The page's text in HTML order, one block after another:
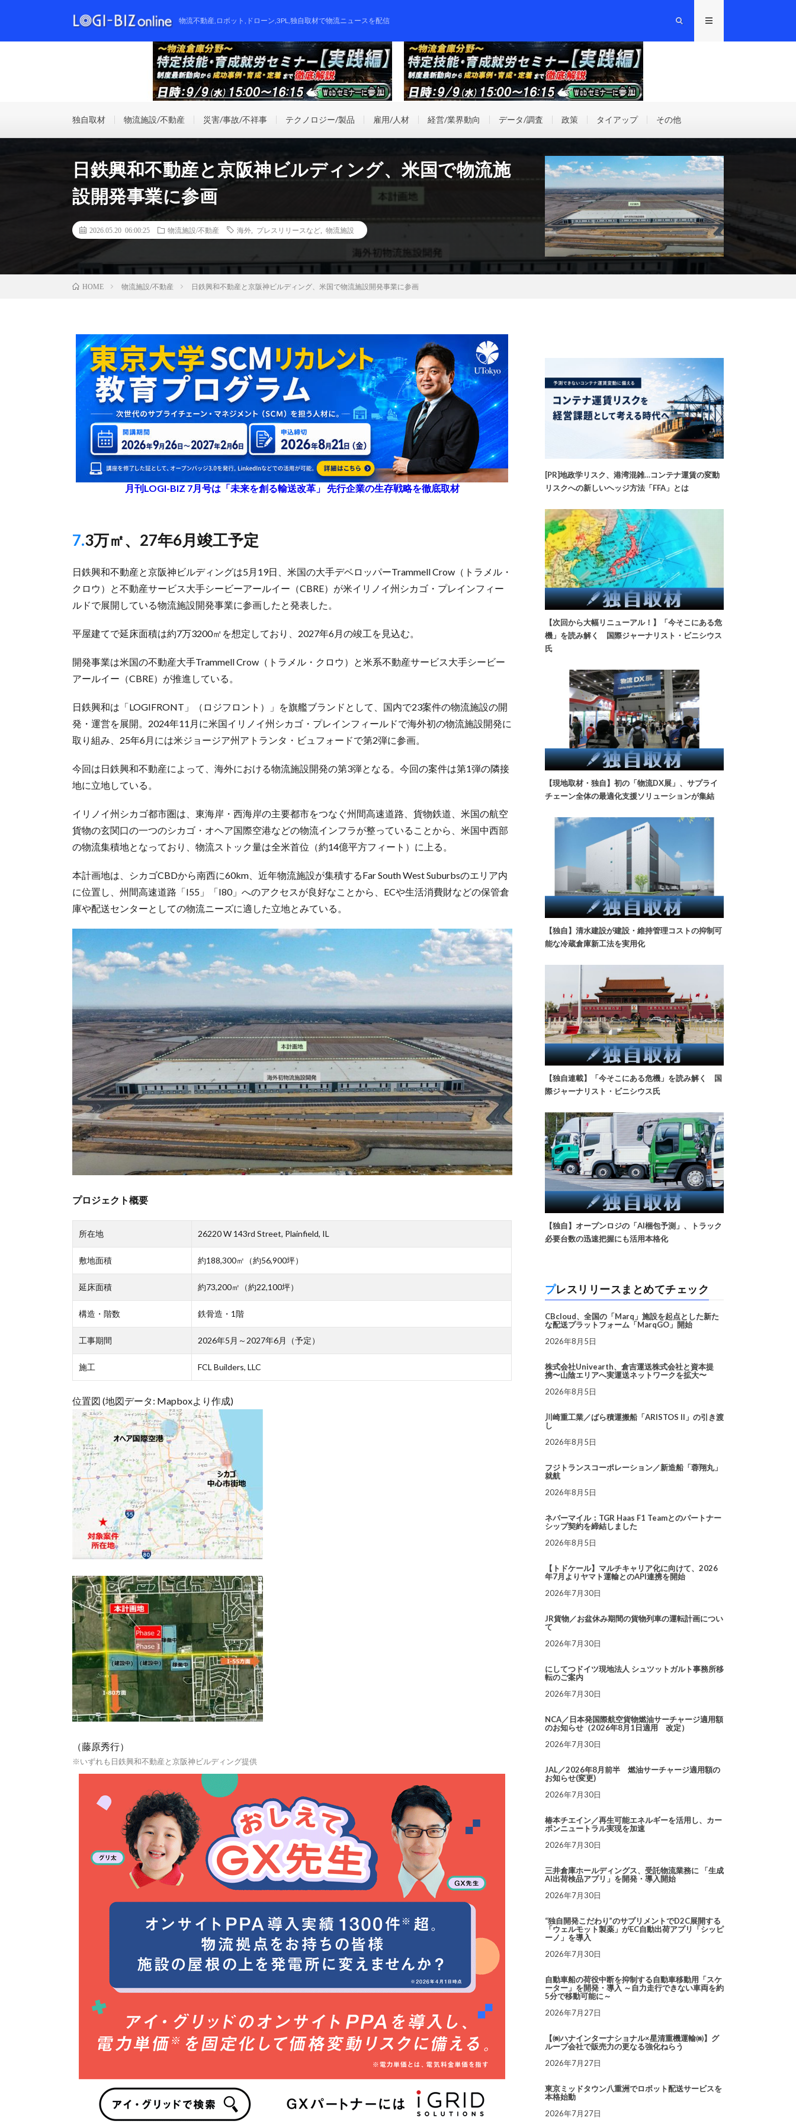
物流不動産,ロボット,ドローン,3PL,独自取材で物流ニュースを配信
独自取材 物流施設/不動産 災害/事故/不祥事 テクノロジー/製品 雇用/人材 経営/業界動向 データ/調査 政策 タイアップ その他
日鉄興和不動産と京阪神ビルディング、米国で物流施
設開発事業に参画
2026.05.20 06:00:25 物流施設/不動産 海外 プレスリリースなど 物流施設
HOME 物流施設/不動産 日鉄興和不動産と京阪神ビルディング、米国で物流施設開発事業に参画
月刊LOGI-BIZ 7月号は「未来を創る輸送改革」 先行企業の生存戦略を徹底取材
7.3万㎡、27年6月竣工予定
日鉄興和不動産と京阪神ビルディングは5月19日、米国の大手デベロッパーTrammell Crow（トラメル・
クロウ）と不動産サービス大手シービーアールイー（CBRE）が米イリノイ州シカゴ・プレインフィー
ルドで展開している物流施設開発事業に参画したと発表した。
平屋建てで延床面積は約7万3200㎡を想定しており、2027年6月の竣工を見込む。
開発事業は米国の不動産大手Trammell Crow（トラメル・クロウ）と米系不動産サービス大手シービー
アールイー（CBRE）が推進している。
日鉄興和は「LOGIFRONT」（ロジフロント）」を旗艦ブランドとして、国内で23案件の物流施設の開
発・運営を展開。2024年11月に米国イリノイ州シカゴ・プレインフィールドで海外初の物流施設開発に
取り組み、25年6月には米ジョージア州アトランタ・ビュフォードで第2弾に参画。
今回は日鉄興和不動産によって、海外における物流施設開発の第3弾となる。今回の案件は第1弾の隣接
地に立地している。
イリノイ州シカゴ都市圏は、東海岸・西海岸の主要都市をつなぐ州間高速道路、貨物鉄道、米国の航空
貨物の玄関口の一つのシカゴ・オヘア国際空港などの物流インフラが整っていることから、米国中西部
の物流集積地となっており、物流ストック量は全米首位（約14億平方フィート）に上る。
本計画地は、シカゴCBDから南西に60km、近年物流施設が集積するFar South West Suburbsのエリア内
に位置し、州間高速道路「I55」「I80」へのアクセスが良好なことから、ECや生活消費財などの保管倉
庫や配送センターとしての物流ニーズに適した立地とみている。
プロジェクト概要
所在地 26220 W 143rd Street, Plainfield, IL
敷地面積 約188,300㎡（約56,900坪）
延床面積 約73,200㎡（約22,100坪）
構造・階数 鉄骨造・1階
工事期間 2026年5月～2027年6月（予定）
施工 FCL Builders, LLC
位置図 (地図データ: Mapboxより作成)
（藤原秀行）
※いずれも日鉄興和不動産と京阪神ビルディング提供
[PR]地政学リスク、港湾混雑…コンテナ運賃の変動
リスクへの新しいヘッジ方法「FFA」とは
【次回から大幅リニューアル！】「今そこにある危
機」を読み解く 国際ジャーナリスト・ビニシウス
氏
【現地取材・独自】初の「物流DX展」、サプライ
チェーン全体の最適化支援ソリューションが集結
【独自】清水建設が建設・維持管理コストの抑制可
能な冷蔵倉庫新工法を実用化
【独自連載】「今そこにある危機」を読み解く 国
際ジャーナリスト・ビニシウス氏
【独自】オープンロジの「AI梱包予測」、トラック
必要台数の迅速把握にも活用本格化
プレスリリースまとめてチェック
CBcloud、全国の「Marq」施設を起点とした新た
な配送プラットフォーム「MarqGO」開始
2026年8月5日
株式会社Univearth、倉吉運送株式会社と資本提
携〜山陰エリアへ実運送ネットワークを拡大〜
2026年8月5日
川崎重工業／ばら積運搬船「ARISTOS II」の引き渡
し
2026年8月5日
フジトランスコーポレーション／新造船「蓉翔丸」
就航
2026年8月5日
ネバーマイル：TGR Haas F1 Teamとのパートナー
シップ契約を締結しました
2026年8月5日
【トドケール】マルチキャリア化に向けて、2026
年7月よりヤマト運輸とのAPI連携を開始
2026年7月30日
JR貨物／お盆休み期間の貨物列車の運転計画につい
て
2026年7月30日
にしてつドイツ現地法人 シュツットガルト事務所移
転のご案内
2026年7月30日
NCA／日本発国際航空貨物燃油サーチャージ適用額
のお知らせ（2026年8月1日適用 改定）
2026年7月30日
JAL／2026年8月前半 燃油サーチャージ適用額の
お知らせ(変更)
2026年7月30日
椿本チエイン／再生可能エネルギーを活用し、カー
ボンニュートラル実現を加速
2026年7月30日
三井倉庫ホールディングス、受託物流業務に 「生成
AI出荷検品アプリ」を開発・導入開始
2026年7月30日
“独自開発こだわり”のサプリメントでD2C展開する
「ウェルモット製薬」がEC自動出荷アプリ「シッピ
ーノ」を導入
2026年7月30日
自動車船の荷役中断を抑制する自動車移動用「スケ
ーター」を開発・導入 ～自力走行できない車両を約
5分で移動可能に～
2026年7月27日
【㈱ハナインターナショナル×星清重機運輸㈱】グ
ループ会社で販売力の更なる強化ねらう
2026年7月27日
東京ミッドタウン八重洲でロボット配送サービスを
本格始動
2026年7月27日